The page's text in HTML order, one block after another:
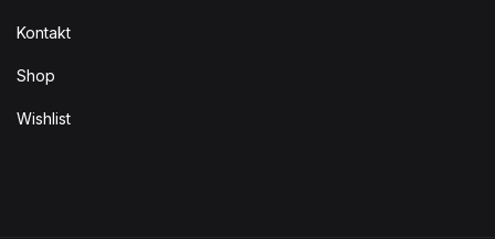
Kontakt
Shop
Wishlist